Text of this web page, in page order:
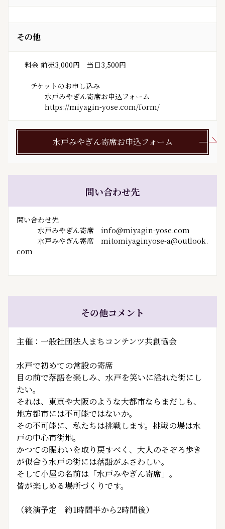
その他
チケットのお申し込み
水戸みやぎん寄席お申込フォーム
水戸みやぎん寄席お申込フォーム
問い合わせ先
問い合わせ先
水戸みやぎん寄席 info@miyagin-yose.com
水戸みやぎん寄席 mitomiyaginyose-a@outlook.
com
その他コメント
主催：一般社団法人まちコンテンツ共創協会
水戸で初めての常設の寄席
目の前で落語を楽しみ、水戸を笑いに溢れた街にし
たい。
それは、東京や大阪のような大都市ならまだしも、
地方都市には不可能ではないか。
その不可能に、私たちは挑戦します。挑戦の場は水
戸の中心市街地。
かつての賑わいを取り戻すべく、大人のそぞろ歩き
が似合う水戸の街には落語がふさわしい。
そして小屋の名前は「水戸みやぎん寄席」。
皆が楽しめる場所づくりです。
（終演予定 約1時間半から2時間後）